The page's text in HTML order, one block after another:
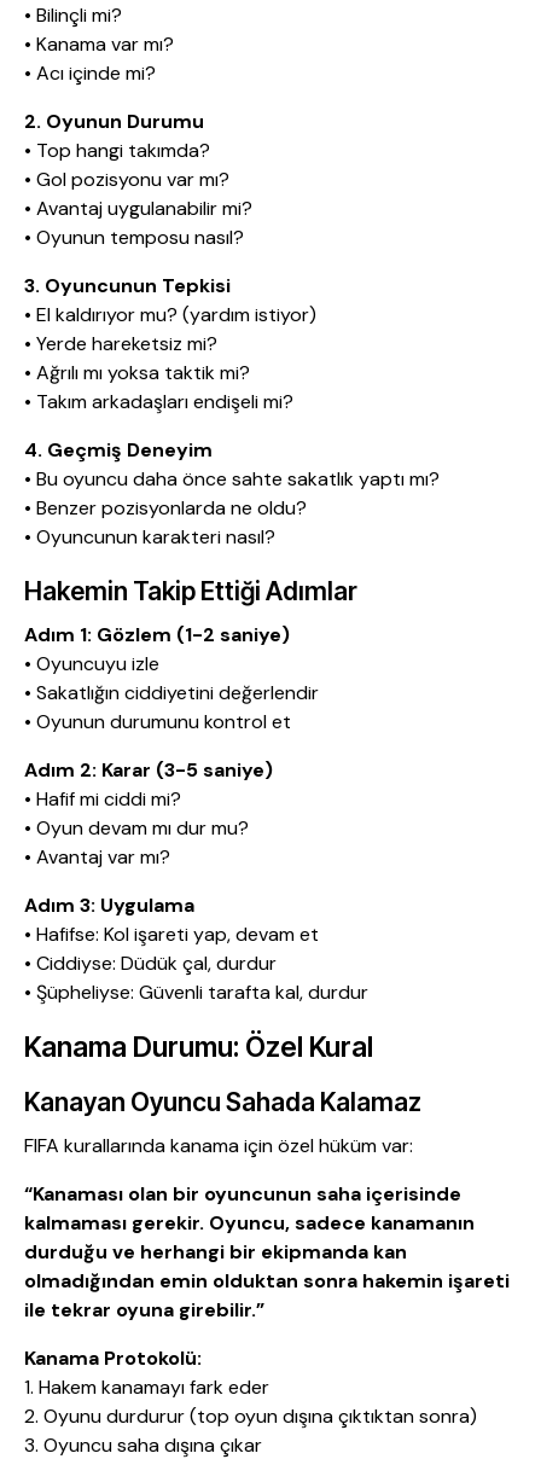
• Bilinçli mi?
• Kanama var mı?
• Acı içinde mi?
2. Oyunun Durumu
• Top hangi takımda?
• Gol pozisyonu var mı?
• Avantaj uygulanabilir mi?
• Oyunun temposu nasıl?
3. Oyuncunun Tepkisi
• El kaldırıyor mu? (yardım istiyor)
• Yerde hareketsiz mi?
• Ağrılı mı yoksa taktik mi?
• Takım arkadaşları endişeli mi?
4. Geçmiş Deneyim
• Bu oyuncu daha önce sahte sakatlık yaptı mı?
• Benzer pozisyonlarda ne oldu?
• Oyuncunun karakteri nasıl?
Hakemin Takip Ettiği Adımlar
Adım 1: Gözlem (1-2 saniye)
• Oyuncuyu izle
• Sakatlığın ciddiyetini değerlendir
• Oyunun durumunu kontrol et
Adım 2: Karar (3-5 saniye)
• Hafif mi ciddi mi?
• Oyun devam mı dur mu?
• Avantaj var mı?
Adım 3: Uygulama
• Hafifse: Kol işareti yap, devam et
• Ciddiyse: Düdük çal, durdur
• Şüpheliyse: Güvenli tarafta kal, durdur
Kanama Durumu: Özel Kural
Kanayan Oyuncu Sahada Kalamaz
FIFA kurallarında kanama için özel hüküm var:
“Kanaması olan bir oyuncunun saha içerisinde
kalmaması gerekir. Oyuncu, sadece kanamanın
durduğu ve herhangi bir ekipmanda kan
olmadığından emin olduktan sonra hakemin işareti
ile tekrar oyuna girebilir.”
Kanama Protokolü:
1. Hakem kanamayı fark eder
2. Oyunu durdurur (top oyun dışına çıktıktan sonra)
3. Oyuncu saha dışına çıkar